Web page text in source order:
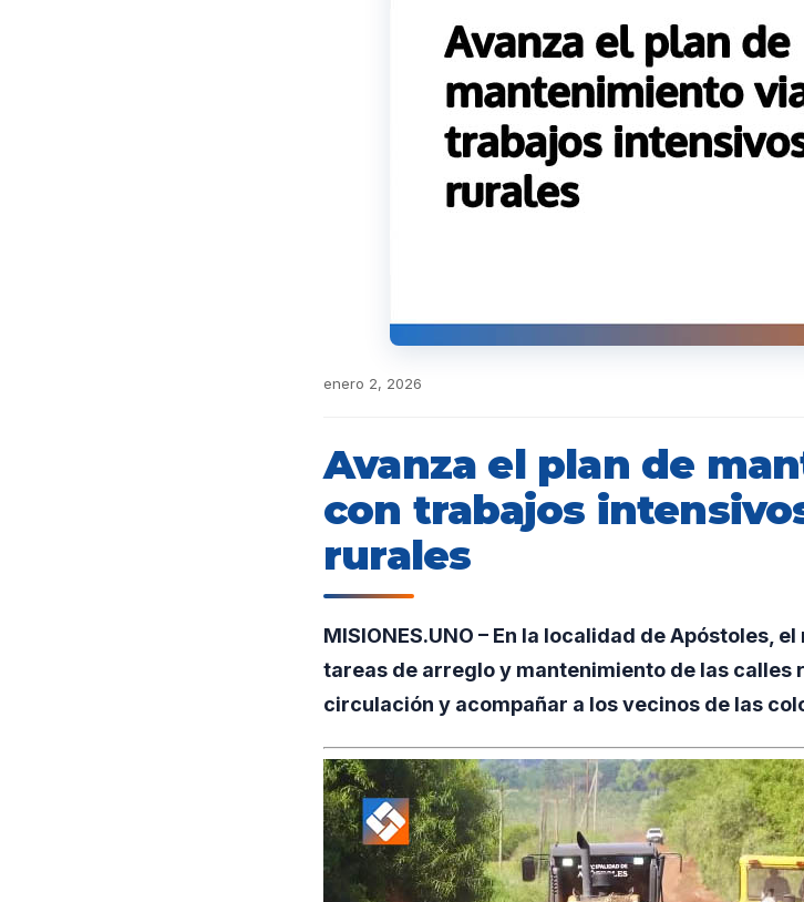
enero 2, 2026
Avanza el plan de
con trabajos
rurales
MISIONES.UNO – En la localidad de Apóstoles,
tareas de arreglo y mantenimiento de las calles
circulación y acompañar a los vecinos de las